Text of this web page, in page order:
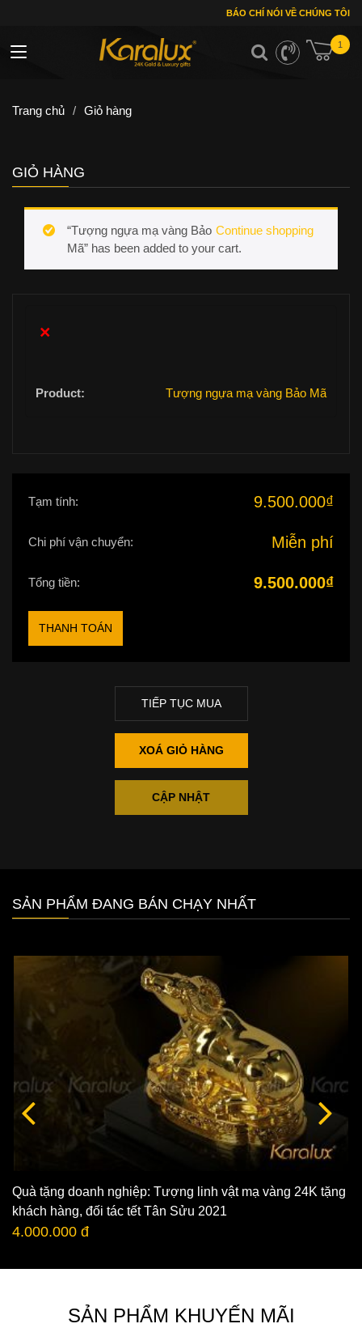
BÁO CHÍ NÓI VỀ CHÚNG TÔI
1
Toggle navigation
Trang chủ / Giỏ hàng
GIỎ HÀNG
Continue shopping
“Tượng ngựa mạ vàng Bảo
Mã” has been added to your cart.
×
Tượng ngựa mạ vàng Bảo Mã
Tạm tính: 9.500.000₫
Chi phí vận chuyển: Miễn phí
Tổng tiền: 9.500.000₫
THANH TOÁN
TIẾP TỤC MUA
XOÁ GIỎ HÀNG
CẬP NHẬT
SẢN PHẨM ĐANG BÁN CHẠY NHẤT
Quà tặng doanh nghiệp: Tượng linh vật mạ vàng 24K tặng
khách hàng, đối tác tết Tân Sửu 2021
4.000.000 đ
SẢN PHẨM KHUYẾN MÃI